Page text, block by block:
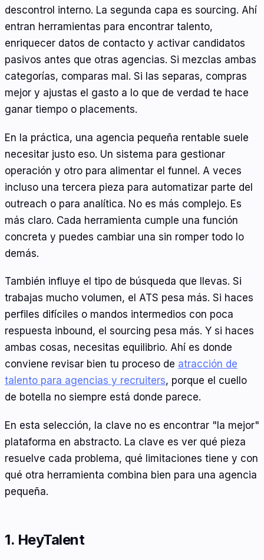
descontrol interno. La segunda capa es sourcing. Ahí
entran herramientas para encontrar talento,
enriquecer datos de contacto y activar candidatos
pasivos antes que otras agencias. Si mezclas ambas
categorías, comparas mal. Si las separas, compras
mejor y ajustas el gasto a lo que de verdad te hace
ganar tiempo o placements.
En la práctica, una agencia pequeña rentable suele
necesitar justo eso. Un sistema para gestionar
operación y otro para alimentar el funnel. A veces
incluso una tercera pieza para automatizar parte del
outreach o para analítica. No es más complejo. Es
más claro. Cada herramienta cumple una función
concreta y puedes cambiar una sin romper todo lo
demás.
También influye el tipo de búsqueda que llevas. Si
trabajas mucho volumen, el ATS pesa más. Si haces
perfiles difíciles o mandos intermedios con poca
respuesta inbound, el sourcing pesa más. Y si haces
ambas cosas, necesitas equilibrio. Ahí es donde
conviene revisar bien tu proceso de atracción de
talento para agencias y recruiters, porque el cuello
de botella no siempre está donde parece.
En esta selección, la clave no es encontrar "la mejor"
plataforma en abstracto. La clave es ver qué pieza
resuelve cada problema, qué limitaciones tiene y con
qué otra herramienta combina bien para una agencia
pequeña.
1. HeyTalent